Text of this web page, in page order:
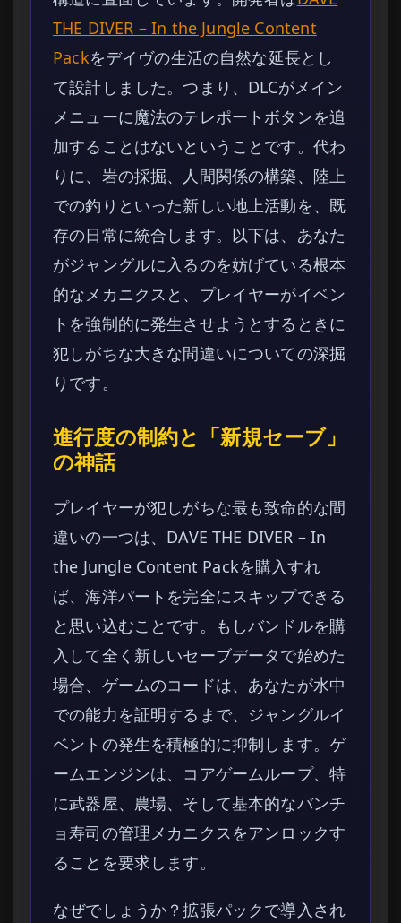
THE DIVER – In the Jungle Content
Packをデイヴの生活の自然な延長とし
て設計しました。つまり、DLCがメイン
メニューに魔法のテレポートボタンを追
加することはないということです。代わ
りに、岩の採掘、人間関係の構築、陸上
での釣りといった新しい地上活動を、既
存の日常に統合します。以下は、あなた
がジャングルに入るのを妨げている根本
的なメカニクスと、プレイヤーがイベン
トを強制的に発生させようとするときに
犯しがちな大きな間違いについての深掘
りです。
進行度の制約と「新規セーブ」
の神話
プレイヤーが犯しがちな最も致命的な間
違いの一つは、DAVE THE DIVER – In
the Jungle Content Packを購入すれ
ば、海洋パートを完全にスキップできる
と思い込むことです。もしバンドルを購
入して全く新しいセーブデータで始めた
場合、ゲームのコードは、あなたが水中
での能力を証明するまで、ジャングルイ
ベントの発生を積極的に抑制します。ゲ
ームエンジンは、コアゲームループ、特
に武器屋、農場、そして基本的なバンチ
ョ寿司の管理メカニクスをアンロックす
ることを要求します。
なぜでしょうか？拡張パックで導入され